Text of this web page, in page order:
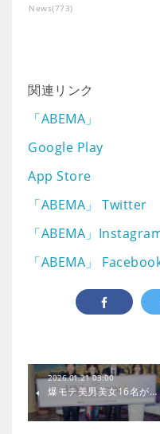
News(773)
関連リンク
「ABEMA」
Google Play
App Store
「ABEMA」 Twitter
「ABEMA」
「ABEMA」
2026.01.21 03:00
爆モテ美男美女16名が…